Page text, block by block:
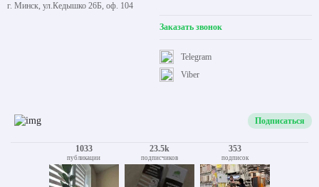
г. Минск, ул.Кедышко 26Б, оф. 104
Заказать звонок
Viber
Telegram
Подписаться
1033
публикации
23.5k
подписчиков
353
подписок